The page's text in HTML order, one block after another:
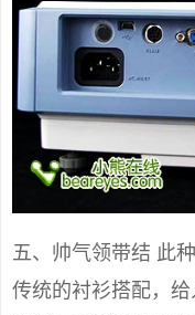
五、帅气领带结 此
传统的衬衫搭配，